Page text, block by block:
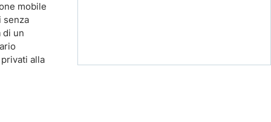
mobile
senza
di un
alla